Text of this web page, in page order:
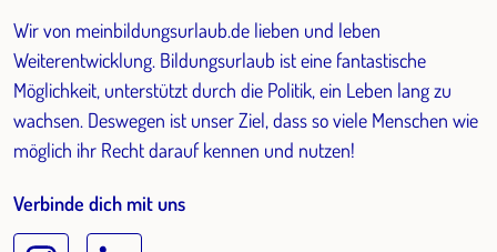
Wir von meinbildungsurlaub.de lieben und leben
Weiterentwicklung. Bildungsurlaub ist eine fantastische
Möglichkeit, unterstützt durch die Politik, ein Leben lang zu
wachsen. Deswegen ist unser Ziel, dass so viele Menschen wie
möglich ihr Recht darauf kennen und nutzen!
Verbinde dich mit uns